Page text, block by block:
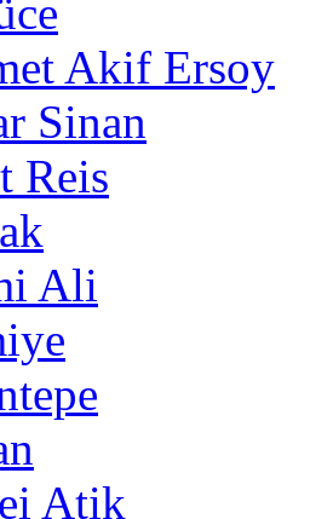
Akif Ersoy
Sinan
Reis
Ali
Atik